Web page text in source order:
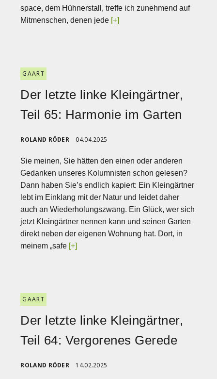
space, dem Hühnerstall, treffe ich zunehmend auf
Mitmenschen, denen jede [+]
GAART
Der letzte linke Kleingärtner,
Teil 65: Harmonie im Garten
ROLAND RÖDER 04.04.2025
Sie meinen, Sie hätten den einen oder anderen
Gedanken unseres Kolumnisten schon gelesen?
Dann haben Sie’s endlich kapiert: Ein Kleingärtner
lebt im Einklang mit der Natur und leidet daher
auch an Wiederholungszwang. Ein Glück, wer sich
jetzt Kleingärtner nennen kann und seinen Garten
direkt neben der eigenen Wohnung hat. Dort, in
meinem „safe [+]
GAART
Der letzte linke Kleingärtner,
Teil 64: Vergorenes Gerede
ROLAND RÖDER 14.02.2025